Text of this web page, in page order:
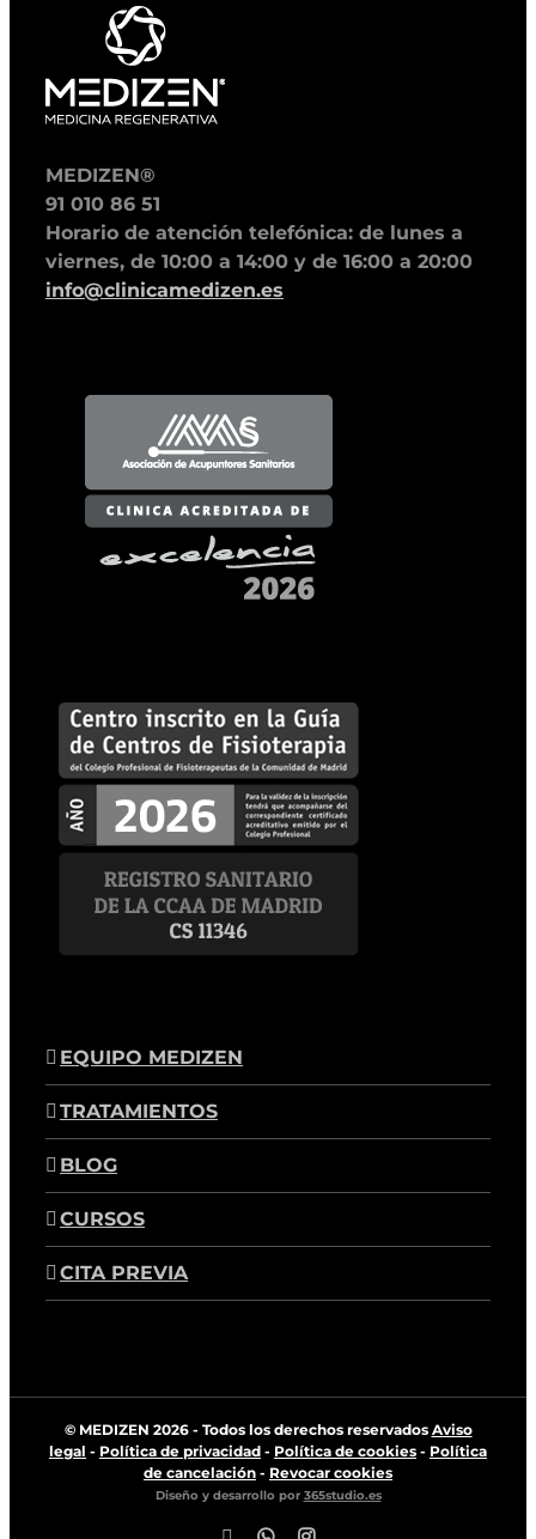
MEDIZEN®
91 010 86 51
Horario de atención telefónica: de lunes a
viernes, de 10:00 a 14:00 y de 16:00 a 20:00
info@clinicamedizen.es
EQUIPO MEDIZEN
TRATAMIENTOS
BLOG
CURSOS
CITA PREVIA
© MEDIZEN 2026 - Todos los derechos reservados Aviso
legal - Política de privacidad - Política de cookies - Política
de cancelación - Revocar cookies
Diseño y desarrollo por 365studio.es